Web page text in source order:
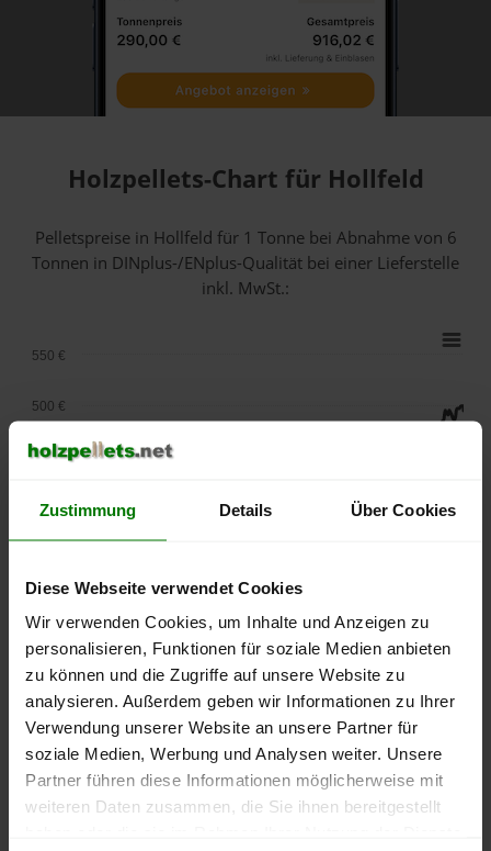
Zustimmung Details Über Cookies
Diese Webseite verwendet Cookies
Wir verwenden Cookies, um Inhalte und Anzeigen zu
personalisieren, Funktionen für soziale Medien anbieten
zu können und die Zugriffe auf unsere Website zu
analysieren. Außerdem geben wir Informationen zu Ihrer
Verwendung unserer Website an unsere Partner für
soziale Medien, Werbung und Analysen weiter. Unsere
Partner führen diese Informationen möglicherweise mit
weiteren Daten zusammen, die Sie ihnen bereitgestellt
Holzpellets-Chart für Hollfeld
Pelletspreise in Hollfeld für 1 Tonne bei Abnahmevon 6
Tonnen in DINplus-/ENplus-Qualität bei einer Lieferstelle
inkl. MwSt.:
lose Ware Sackware
September
Januar
Mai
250 €
400 €
450 €
500 €
550 €
Die aktuelle Preisentwicklung für Holzpellets in Deutschland
können Sie jederzeit auf unsererPelletspreise-Seite
nachvollziehen.